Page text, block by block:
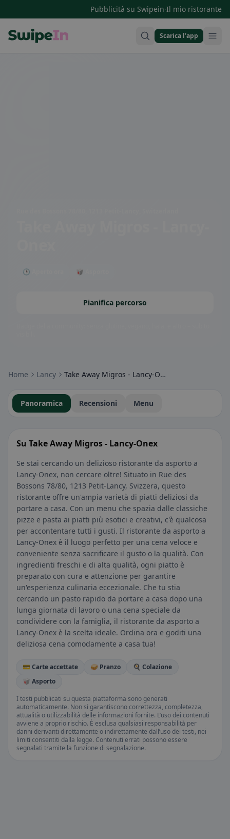
Pubblicità su Swipein·Il mio ristorante
Scarica l’app
🕒 Aperto ora 🥡 Asporto
Pianifica percorso
Home Lancy Take Away Migros - Lancy-Onex
Panoramica Recensioni Menu
Su Take Away Migros - Lancy-Onex
Se stai cercando un delizioso ristorante da asporto a
Lancy-Onex, non cercare oltre! Situato in Rue des
Bossons 78/80, 1213 Petit-Lancy, Svizzera, questo
ristorante offre un'ampia varietà di piatti deliziosi da
portare a casa. Con un menu che spazia dalle classiche
pizze e pasta ai piatti più esotici e creativi, c'è qualcosa
per accontentare tutti i gusti. Il ristorante da asporto a
Lancy-Onex è il luogo perfetto per una cena veloce e
conveniente senza sacrificare il gusto o la qualità. Con
ingredienti freschi e di alta qualità, ogni piatto è
preparato con cura e attenzione per garantire
un'esperienza culinaria eccezionale. Che tu stia
cercando un pasto rapido da portare a casa dopo una
lunga giornata di lavoro o una cena speciale da
condividere con la famiglia, il ristorante da asporto a
Lancy-Onex è la scelta ideale. Ordina ora e goditi una
deliziosa cena comodamente a casa tua!
💳 Carte accettate 🥪 Pranzo
🍳 Colazione
🥡 Asporto
I testi pubblicati su questa piattaforma sono generati
automaticamente. Non si garantiscono correttezza, completezza,
attualità o utilizzabilità delle informazioni fornite. L’uso dei contenuti
avviene a proprio rischio. È esclusa qualsiasi responsabilità per
danni derivanti direttamente o indirettamente dall’uso dei testi, nei
limiti consentiti dalla legge. Contenuti errati possono essere
segnalati tramite la funzione di segnalazione.